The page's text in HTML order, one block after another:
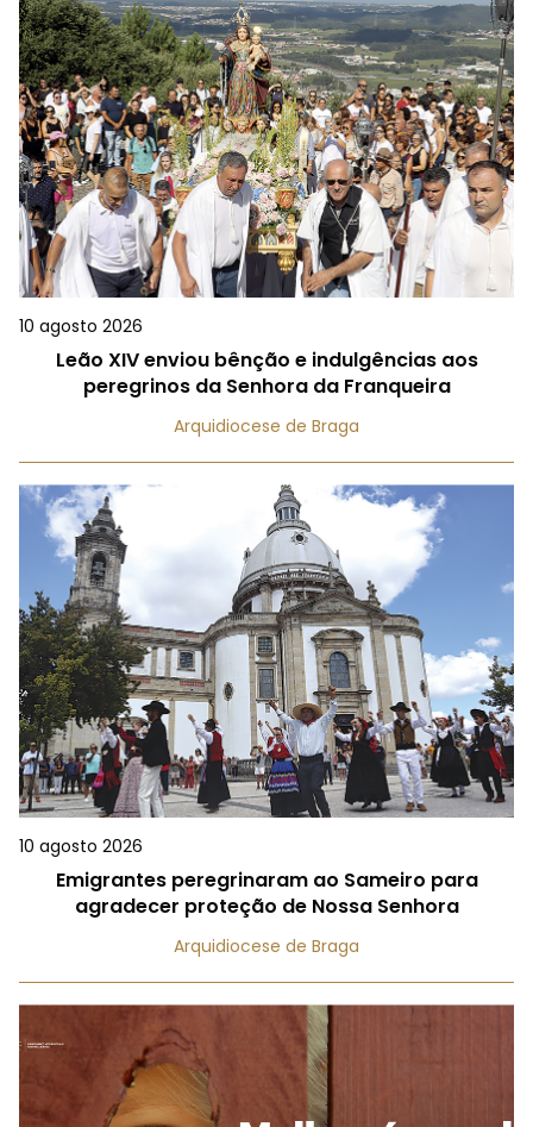
10 agosto 2026
Leão XIV enviou bênção e indulgências aos
peregrinos da Senhora da Franqueira
Arquidiocese de Braga
10 agosto 2026
Emigrantes peregrinaram ao Sameiro para
agradecer proteção de Nossa Senhora
Arquidiocese de Braga